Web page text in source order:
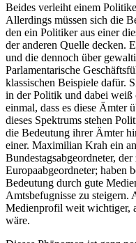
Beides verleiht einem
Allerdings müssen sich die
den ein Politiker aus einer
der anderen Quelle decken.
und die dennoch über
Parlamentarische
klassischen Beispiele dafür.
in der Politik und dabei
einmal, dass es diese Ämter
dieses Spektrums stehen
die Bedeutung ihrer Ämter
einer. Maximilian Krah ein
Bundestagsabgeordneter,
Europaabgeordneter; haben
Bedeutung durch gute
Amtsbefugnisse zu steigern.
Medienprofil weit wichtiger,
wäre.